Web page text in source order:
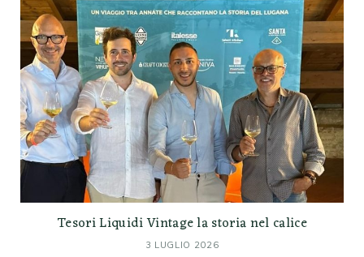
Tesori Liquidi Vintage la storia nel calice
3 LUGLIO 2026